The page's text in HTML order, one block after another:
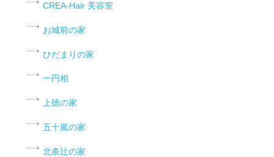
CREA-Hair 美容室
お城前の家
ひだまりの家
一円相
上徳の家
五十嵐の家
北条辻の家